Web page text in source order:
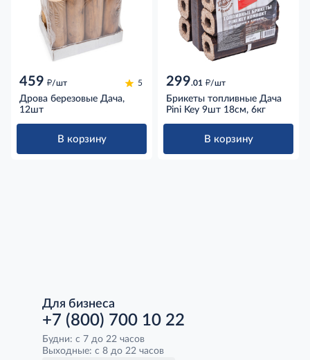
459 д/шт 5
Дрова березовые Дача,
12шт
В корзину
299.01 д/шт
Брикеты топливные Дача
Pini Key 9шт 18см, 6кг
В корзину
Для бизнеса
+7 (800) 700 10 22
Будни: с 7 до 22 часов
Выходные: с 8 до 22 часов